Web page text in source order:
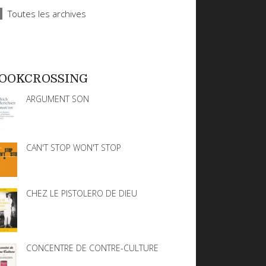
Toutes les archives
ARGUMENT SON
CAN'T STOP WON'T STOP
CHEZ LE PISTOLERO DE DIEU
CONCENTRE DE CONTRE-CULTURE